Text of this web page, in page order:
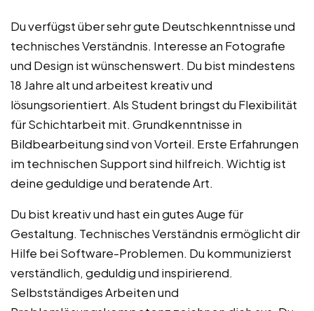
Du verfügst über sehr gute Deutschkenntnisse und
technisches Verständnis. Interesse an Fotografie
und Design ist wünschenswert. Du bist mindestens
18 Jahre alt und arbeitest kreativ und
lösungsorientiert. Als Student bringst du Flexibilität
für Schichtarbeit mit. Grundkenntnisse in
Bildbearbeitung sind von Vorteil. Erste Erfahrungen
im technischen Support sind hilfreich. Wichtig ist
deine geduldige und beratende Art.
Du bist kreativ und hast ein gutes Auge für
Gestaltung. Technisches Verständnis ermöglicht dir
Hilfe bei Software-Problemen. Du kommunizierst
verständlich, geduldig und inspirierend.
Selbstständiges Arbeiten und